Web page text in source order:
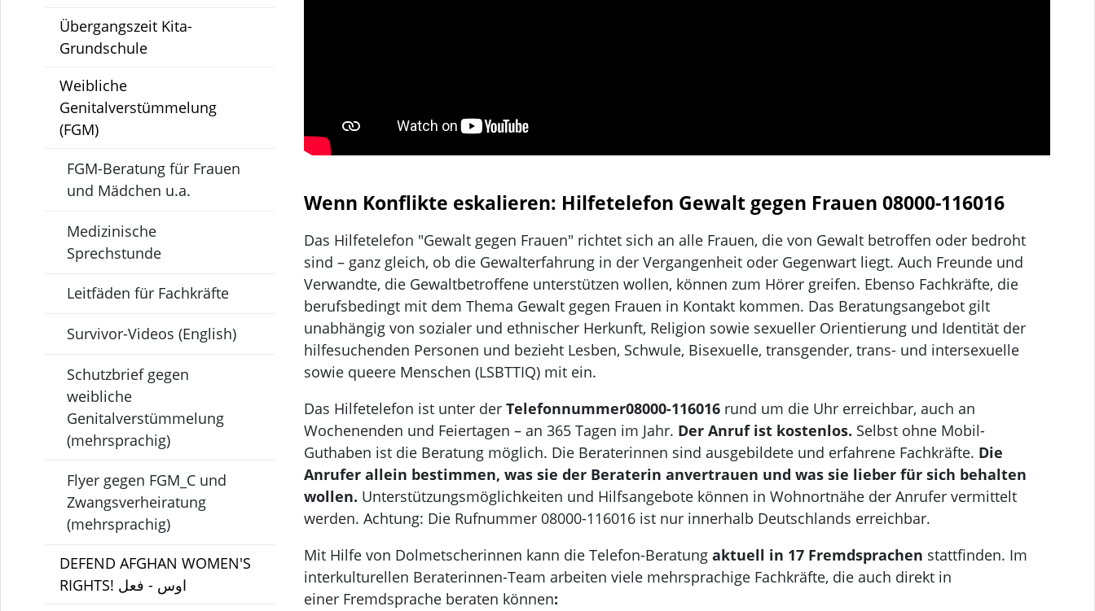
Übergangszeit Kita-
Grundschule
Weibliche
Genitalverstümmelung
(FGM)
FGM-Beratung für Frauen
und Mädchen u.a.
Medizinische
Sprechstunde
Leitfäden für Fachkräfte
Survivor-Videos (English)
Schutzbrief gegen
weibliche
Genitalverstümmelung
(mehrsprachig)
Flyer gegen FGM_C und
Zwangsverheiratung
(mehrsprachig)
DEFEND AFGHAN WOMEN'S
RIGHTS! اوس - فعل
Wenn Konflikte eskalieren: Hilfetelefon Gewalt gegen Frauen 08000-116016
Das Hilfetelefon "Gewalt gegen Frauen" richtet sich an alle Frauen, die von Gewalt betroffen oder bedroht
sind – ganz gleich, ob die Gewalterfahrung in der Vergangenheit oder Gegenwart liegt. Auch Freunde und
Verwandte, die Gewaltbetroffene unterstützen wollen, können zum Hörer greifen. Ebenso Fachkräfte, die
berufsbedingt mit dem Thema Gewalt gegen Frauen in Kontakt kommen. Das Beratungsangebot gilt
unabhängig von sozialer und ethnischer Herkunft, Religion sowie sexueller Orientierung und Identität der
hilfesuchenden Personen und bezieht Lesben, Schwule, Bisexuelle, transgender, trans- und intersexuelle
sowie queere Menschen (LSBTTIQ) mit ein.
Das Hilfetelefon ist unter der Telefonnummer08000-116016rund um die Uhr erreichbar, auch an
Wochenenden und Feiertagen – an 365 Tagen im Jahr. Der Anruf ist kostenlos. Selbst ohne Mobil-
Guthaben ist die Beratung möglich. Die Beraterinnen sind ausgebildete und erfahrene Fachkräfte. Die
Anrufer allein bestimmen, was sie der Beraterin anvertrauen und was sie lieber für sich behalten
wollen. Unterstützungsmöglichkeiten und Hilfsangebote können in Wohnortnähe der Anrufer vermittelt
werden. Achtung: Die Rufnummer 08000-116016 ist nur innerhalb Deutschlands erreichbar.
Mit Hilfe von Dolmetscherinnen kann die Telefon-Beratung aktuell in 17 Fremdsprachen stattfinden. Im
interkulturellen Beraterinnen-Team arbeiten viele mehrsprachige Fachkräfte, die auch direkt in
einer Fremdsprache beraten können: